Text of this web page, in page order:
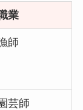
業
師
芸師